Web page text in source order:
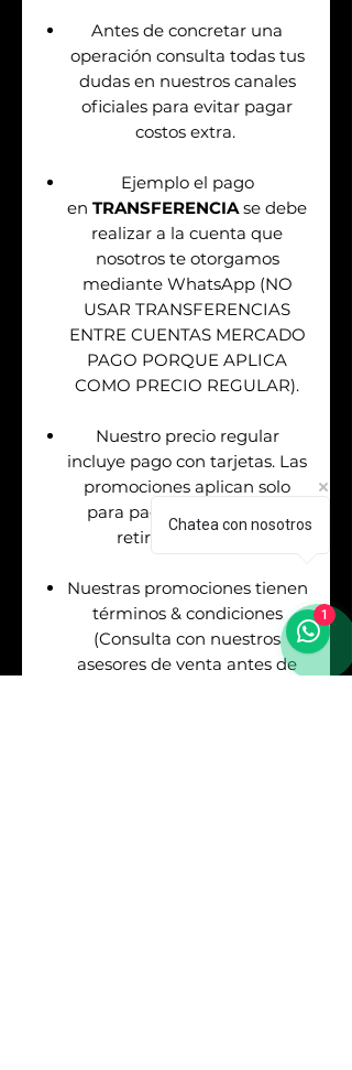
Antes de concretar una
operación consulta todas tus
dudas en nuestros canales
oficiales para evitar pagar
costos extra.
Ejemplo el pago
en TRANSFERENCIAse debe
realizar a la cuenta que
nosotros te otorgamos
mediante WhatsApp (NO
USAR TRANSFERENCIAS
ENTRE CUENTAS MERCADO
PAGO PORQUE APLICA
COMO PRECIO REGULAR).
Nuestro precio regular
incluye pago con tarjetas. Las
promociones aplican solo
para pagos en efectivo &
retiros sin tarjeta.
Nuestras promociones tienen
términos & condiciones
(Consulta con nuestros
asesores de venta antes de
Chatea con nosotros
1